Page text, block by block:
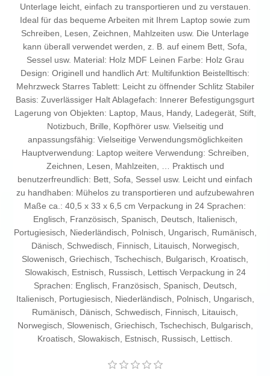
Unterlage leicht, einfach zu transportieren und zu verstauen.
Ideal für das bequeme Arbeiten mit Ihrem Laptop sowie zum
Schreiben, Lesen, Zeichnen, Mahlzeiten usw. Die Unterlage
kann überall verwendet werden, z. B. auf einem Bett, Sofa,
Sessel usw. Material: Holz MDF Leinen Farbe: Holz Grau
Design: Originell und handlich Art: Multifunktion Beistelltisch:
Mehrzweck Starres Tablett: Leicht zu öffnender Schlitz Stabiler
Basis: Zuverlässiger Halt Ablagefach: Innerer Befestigungsgurt
Lagerung von Objekten: Laptop, Maus, Handy, Ladegerät, Stift,
Notizbuch, Brille, Kopfhörer usw. Vielseitig und
anpassungsfähig: Vielseitige Verwendungsmöglichkeiten
Hauptverwendung: Laptop weitere Verwendung: Schreiben,
Zeichnen, Lesen, Mahlzeiten, … Praktisch und
benutzerfreundlich: Bett, Sofa, Sessel usw. Leicht und einfach
zu handhaben: Mühelos zu transportieren und aufzubewahren
Maße ca.: 40,5 x 33 x 6,5 cm Verpackung in 24 Sprachen:
Englisch, Französisch, Spanisch, Deutsch, Italienisch,
Portugiesisch, Niederländisch, Polnisch, Ungarisch, Rumänisch,
Dänisch, Schwedisch, Finnisch, Litauisch, Norwegisch,
Slowenisch, Griechisch, Tschechisch, Bulgarisch, Kroatisch,
Slowakisch, Estnisch, Russisch, Lettisch Verpackung in 24
Sprachen: Englisch, Französisch, Spanisch, Deutsch,
Italienisch, Portugiesisch, Niederländisch, Polnisch, Ungarisch,
Rumänisch, Dänisch, Schwedisch, Finnisch, Litauisch,
Norwegisch, Slowenisch, Griechisch, Tschechisch, Bulgarisch,
Kroatisch, Slowakisch, Estnisch, Russisch, Lettisch.